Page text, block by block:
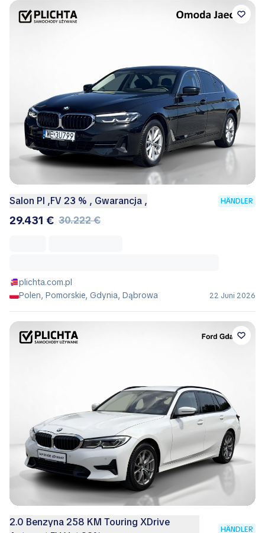
Salon Pl ,FV 23 % , Gwarancja , HÄNDLER
29.431 € 30.222 €
plichta.com.pl
Polen, Pomorskie, Gdynia, Dąbrowa
22 Juni 2026
2.0 Benzyna 258 KM Touring XDrive
HÄNDLER